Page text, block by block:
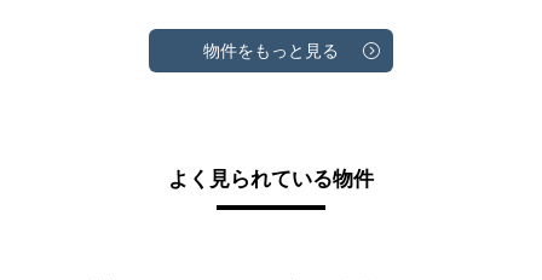
物件をもっと見る
よく見られている物件